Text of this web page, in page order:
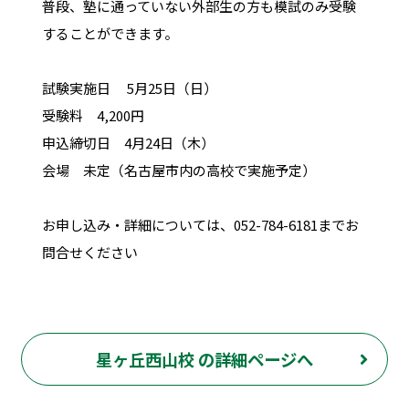
普段、塾に通っていない外部生の方も模試のみ受験
することができます。
試験実施日 5月25日（日）
受験料 4,200円
申込締切日 4月24日（木）
会場 未定（名古屋市内の高校で実施予定）
お申し込み・詳細については、052-784-6181までお
問合せください
星ヶ丘西山校 の詳細ページへ